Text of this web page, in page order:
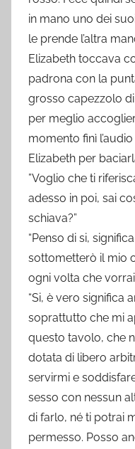
in mano uno dei
le prende l’altra
Elizabeth toccava
padrona con la
grosso capezzolo
per meglio
momento finì
Elizabeth per
”Voglio che ti
adesso in poi, sai
schiava?”
“Penso di si,
sottometterò il mio
ogni volta che
“Si, è vero significa
soprattutto che mi
questo tavolo, che
dotata di libero
servirmi e
sesso con nessun
di farlo, né ti potrai
permesso. Posso